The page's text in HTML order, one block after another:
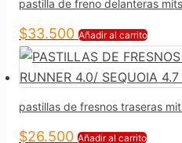
pastilla de freno delanteras
$33.500 Añadir al carrito
pastillas de fresnos traseras
$26.500 Añadir al carrito